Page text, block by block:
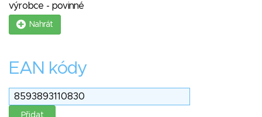
výrobce - povinné
Nahrát
EAN kódy